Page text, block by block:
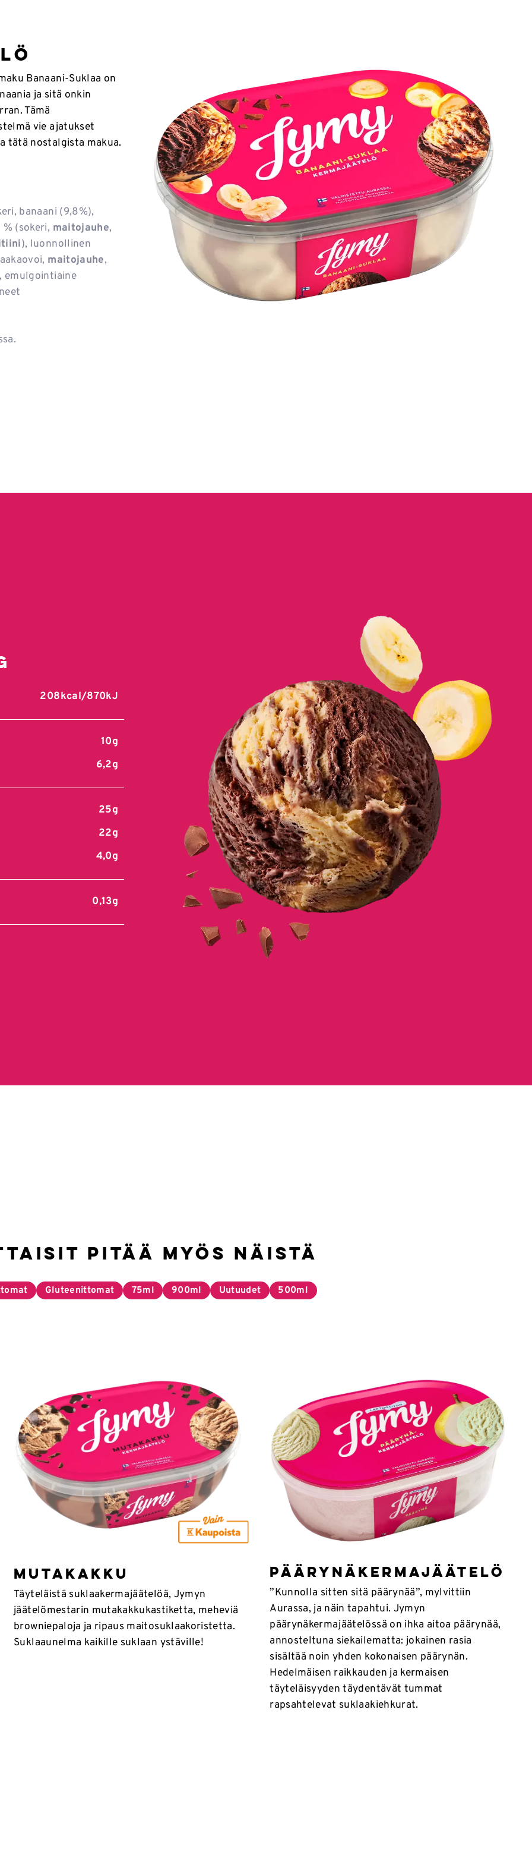
Banaani-Suklaa on
ja sitä onkin
Tämä
vie ajatukset
tätä nostalgista makua.
banaani (9,8%),
(sokeri, maitojauhe,
), luonnollinen
maitojauhe,
emulgointiaine
208kcal/870kJ
10g
6,2g
25g
22g
4,0g
0,13g
pitää myös näistä
Gluteenittomat 75ml 900ml Uutuudet 500ml
MUTAKAKKU
Täyteläistä suklaakermajäätelöä, Jymyn
jäätelömestarin mutakakkukastiketta, meheviä
browniepaloja ja ripaus maitosuklaakoristetta.
Suklaaunelma kaikille suklaan ystäville!
PÄÄRYNÄKERMAJÄÄTELÖ
”Kunnolla sitten sitä päärynää”, mylvittiin
Aurassa, ja näin tapahtui. Jymyn
päärynäkermajäätelössä on ihka aitoa päärynää,
annosteltuna siekailematta: jokainen rasia
sisältää noin yhden kokonaisen päärynän.
Hedelmäisen raikkauden ja kermaisen
täyteläisyyden täydentävät tummat
rapsahtelevat suklaakiehkurat.